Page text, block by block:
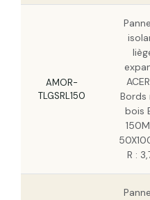
AMOR-
TLGSRL150
Bords
bois
R :